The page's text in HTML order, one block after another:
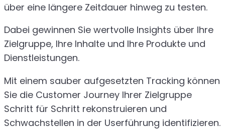
über eine längere Zeitdauer hinweg zu testen.
Dabei gewinnen Sie wertvolle Insights über Ihre
Zielgruppe, Ihre Inhalte und Ihre Produkte und
Dienstleistungen.
Mit einem sauber aufgesetzten Tracking können
Sie die Customer Journey Ihrer Zielgruppe
Schritt für Schritt rekonstruieren und
Schwachstellen in der Userführung identifizieren.